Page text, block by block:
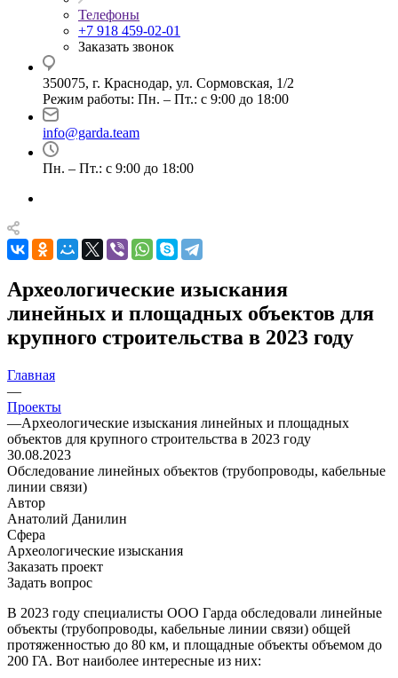
Телефоны
+7 918 459-02-01
Заказать звонок
350075, г. Краснодар, ул. Сормовская, 1/2
Режим работы: Пн. – Пт.: с 9:00 до 18:00
info@garda.team
Пн. – Пт.: с 9:00 до 18:00
Археологические изыскания
линейных и площадных объектов для
крупного строительства в 2023 году
Главная
—
Проекты
—Археологические изыскания линейных и площадных
объектов для крупного строительства в 2023 году
30.08.2023
Обследование линейных объектов (трубопроводы, кабельные
линии связи)
Автор
Анатолий Данилин
Сфера
Археологические изыскания
Заказать проект
Задать вопрос
В 2023 году специалисты ООО Гарда обследовали линейные
объекты (трубопроводы, кабельные линии связи) общей
протяженностью до 80 км, и площадные объекты объемом до
200 ГА. Вот наиболее интересные из них: